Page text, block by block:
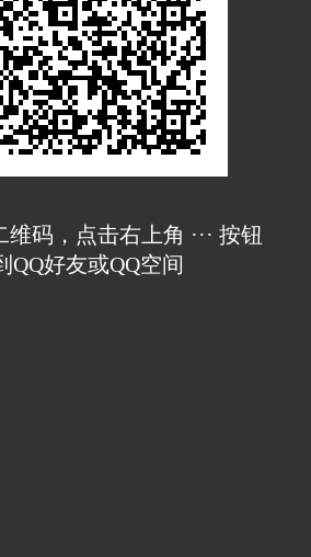
码，点击右上角 ··· 按钮
QQ好友或QQ空间